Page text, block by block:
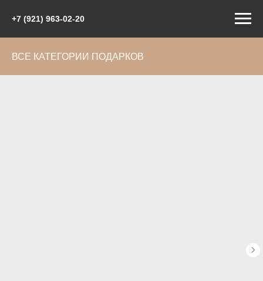
+7 (921) 963-02-20
ВСЕ КАТЕГОРИИ ПОДАРКОВ